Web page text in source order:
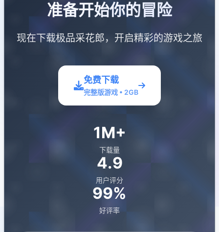
准备开始你的冒险
现在下载极品采花郎，开启精彩的游戏之旅
免费下载
完整版游戏 • 2GB
1M+
下载量
4.9
用户评分
99%
好评率